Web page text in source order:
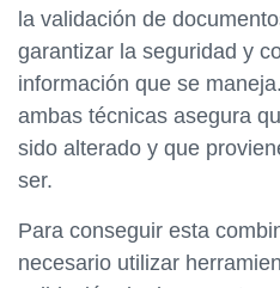
la validación de
garantizar la seguridad y
información que se
ambas técnicas asegura
sido alterado y que
ser.
Para conseguir esta
necesario utilizar